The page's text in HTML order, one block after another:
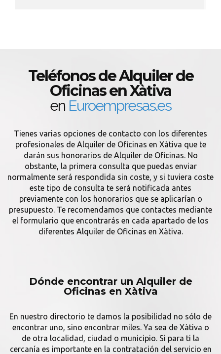
Teléfonos de Alquiler de
Oficinas en Xàtiva
en Euroempresas.es
Tienes varias opciones de contacto con los diferentes
profesionales de Alquiler de Oficinas en Xàtiva que te
darán sus honorarios de Alquiler de Oficinas. No
obstante, la primera consulta que puedas enviar
normalmente será respondida sin coste, y si tuviera coste
este tipo de consulta te será notificada antes
previamente con los honorarios que se aplicarían o
presupuesto. Te recomendamos que contactes mediante
el formulario que encontrarás en cada apartado de los
diferentes Alquiler de Oficinas en Xàtiva.
Dónde encontrar un Alquiler de
Oficinas en Xàtiva
En nuestro directorio te damos la posibilidad no sólo de
encontrar uno, sino encontrar miles. Ya sea de Xàtiva o
de otra localidad, ciudad o municipio. Si para ti la
cercanía es importante en la contratación del servicio en